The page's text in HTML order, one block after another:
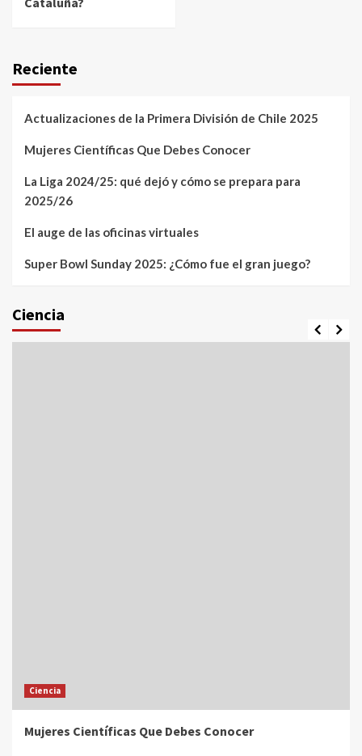
Reciente
Actualizaciones de la Primera División de Chile 2025
Mujeres Científicas Que Debes Conocer
La Liga 2024/25: qué dejó y cómo se prepara para
2025/26
El auge de las oficinas virtuales
Super Bowl Sunday 2025: ¿Cómo fue el gran juego?
Ciencia
Ciencia
Mujeres Científicas Que Debes Conocer